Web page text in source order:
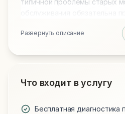
типичной проблемы старых
чистка от пыли и замена
или MX-6 для идеального
предоставляем гарантию на
Развернуть описание
Что входит в услугу
Бесплатная